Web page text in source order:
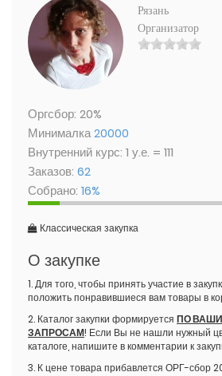
Рязань
Организатор
Оргсбор: 20%
Минималка20000
Внутренний курс: 1 у.е. = 111
Заказов: 62
Собрано: 16%
Классическая закупка
О закупке
1. Для того, чтобы принять участие в
положить понравившиеся вам товары в
2. Каталог закупки формируется ПО
ЗАПРОСАМ! Если Вы не нашли нужный
каталоге, напишите в комментарии к
3. К цене товара прибавлется ОРГ-сбор